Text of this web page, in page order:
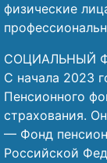
физические
СОЦИАЛЬНЫЙ
С начала 2023
Пенсионного
страхования.
— Фонд
Российской